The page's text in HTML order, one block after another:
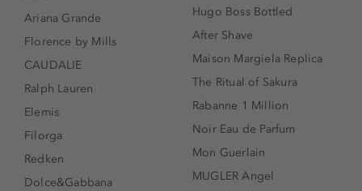
Ariana Grande
Florence by Mills
CAUDALIE
Ralph Lauren
Elemis
Filorga
Redken
Dolce&Gabbana
Hugo Boss Bottled
After Shave
Maison Margiela Replica
The Ritual of Sakura
Rabanne 1 Million
Noir Eau de Parfum
Mon Guerlain
MUGLER Angel